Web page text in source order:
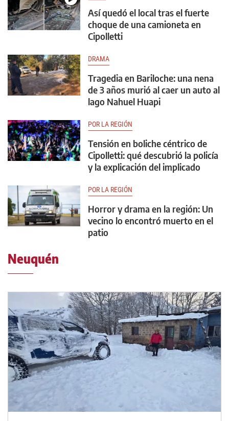
Así quedó el local tras el fuerte
choque de una camioneta en
Cipolletti
DRAMA
Tragedia en Bariloche: una nena
de 3 años murió al caer un auto al
lago Nahuel Huapi
POR LA REGIÓN
Tensión en boliche céntrico de
Cipolletti: qué descubrió la policía
y la explicación del implicado
POR LA REGIÓN
Horror y drama en la región: Un
vecino lo encontró muerto en el
patio
Neuquén